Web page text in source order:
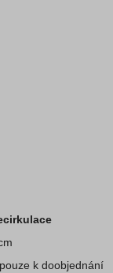
k doobjednání